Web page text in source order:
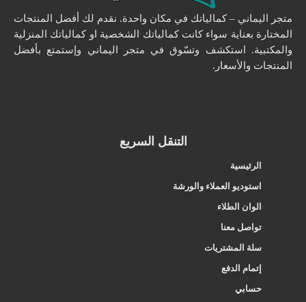
متجر اليماني – كمالياتك في مكان واحدة. نقدم لك أفضل المنتجات
المختارة بعناية سواء كانت كمالياتك الشخصية او كمالياتك المنزلية
والمكتبية. استكشف وتسّوق في متجر اليماني وإستمتع بأفضل
المنتجات والأسعار.
التنقل السريع
الرئيسية
استوديو العملاء والورشة
الوان الطلاء
تواصل معنا
سلة المشتريات
إتمام الدفع
حسابي